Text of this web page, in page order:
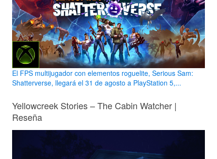
El FPS multijugador con elementos roguelite, Serious Sam:
Shatterverse, llegará el 31 de agosto a PlayStation 5,...
Yellowcreek Stories – The Cabin Watcher |
Reseña